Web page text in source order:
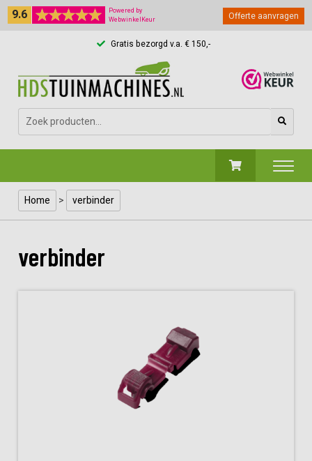
Gratis bezorgd v.a. € 150,-
9.6
Powered by
WebwinkelKeur
Offerte aanvragen
Zoeken
naar:
Home > verbinder
verbinder